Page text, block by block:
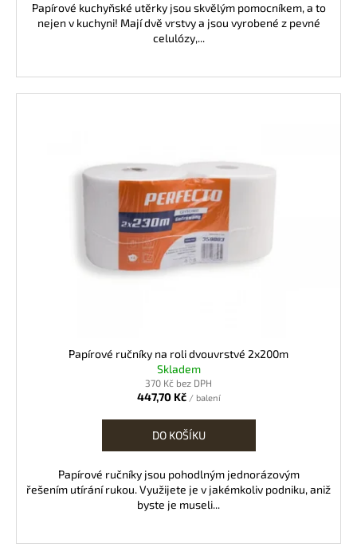
Papírové kuchyňské utěrky jsou skvělým pomocníkem, a to
nejen v kuchyni! Mají dvě vrstvy a jsou vyrobené z pevné
celulózy,...
Papírové ručníky na roli dvouvrstvé 2x200m
Skladem
370 Kč bez DPH
447,70 Kč / balení
DO KOŠÍKU
Papírové ručníky jsou pohodlným jednorázovým
řešením utírání rukou. Využijete je v jakémkoliv podniku, aniž
byste je museli...